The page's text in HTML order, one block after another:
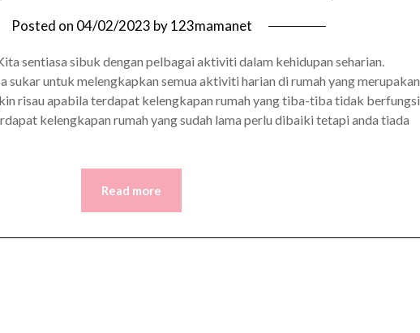
Posted on 04/02/2023 by123mamanet
sentiasa sibuk dengan pelbagai aktiviti dalam kehidupan seharian.
sukar untuk melengkapkan semua aktiviti harian di rumah yang merupakan
risau apabila terdapat kelengkapan rumah yang tiba-tiba tidak berfungsi
kelengkapan rumah yang sudah lama perlu dibaiki tetapi anda tiada
Read more